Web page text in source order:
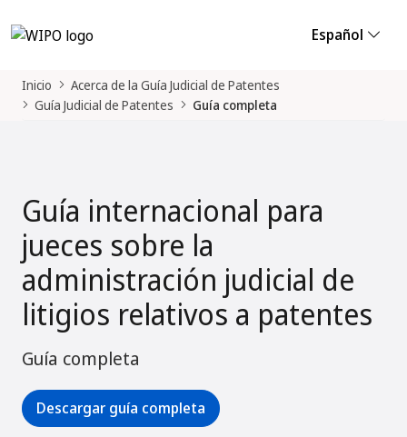
Español
Inicio
Acerca de la Guía Judicial de Patentes
Guía Judicial de Patentes
Guía completa
Guía internacional para
jueces sobre la
administración judicial de
litigios relativos a patentes
Guía completa
Descargar guía completa